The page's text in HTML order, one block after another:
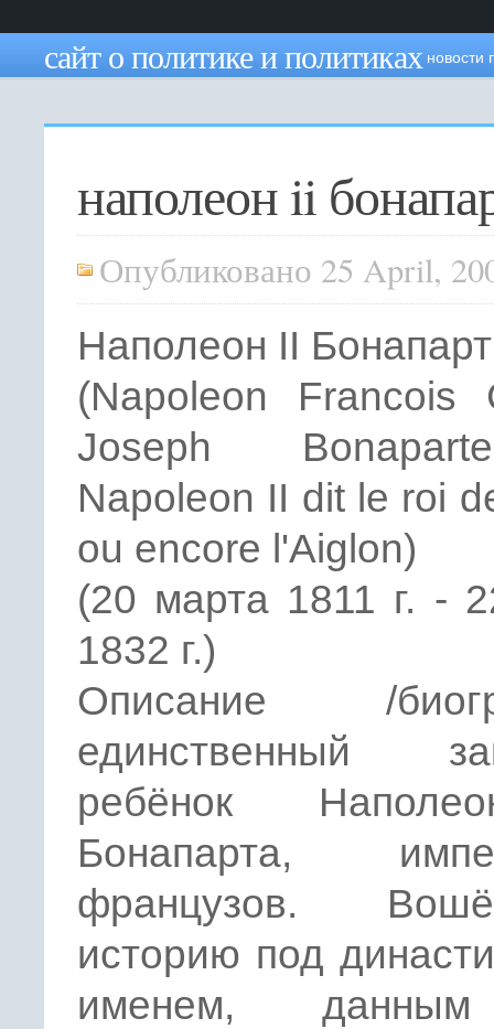
сайт о политике и политиках новости
наполеон ii
Опубликовано 25 April,
Наполеон II Бонапарт
(Napoleon Francois
Joseph
Napoleon II dit le roi
ou encore l'Aiglon)
(20 марта 1811 г. -
1832 г.)
Описание /
единственный
ребёнок
Бонапарта,
французов.
историю под
именем,